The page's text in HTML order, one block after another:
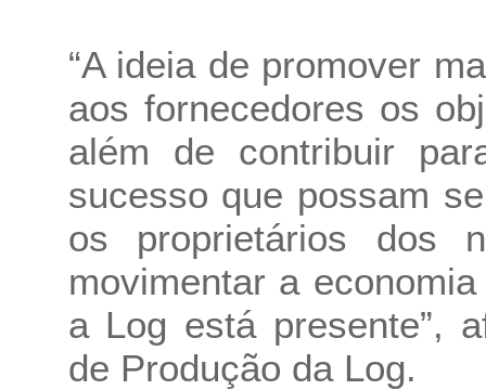
“A ideia de promover
aos fornecedores os
além de contribuir
sucesso que possam
os proprietários dos
movimentar a
a Log está presente”,
de Produção da Log.